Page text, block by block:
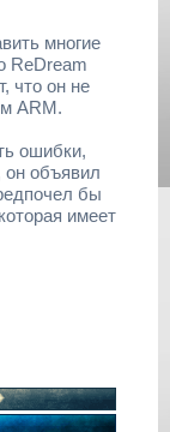
многие
ReDream
что он не
ARM.
ошибки,
он объявил
бы
имеет